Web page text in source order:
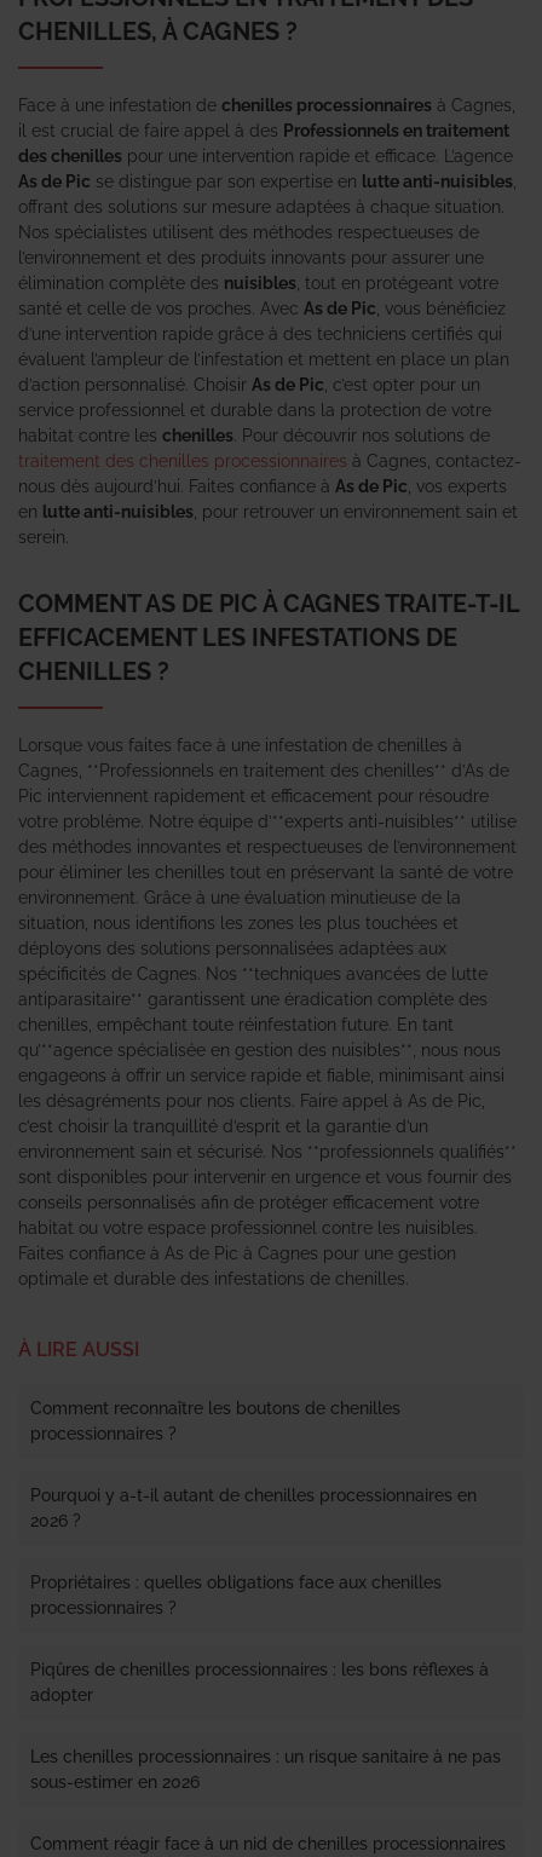
CHENILLES, À CAGNES ?
Face à une infestation de chenilles processionnaires à Cagnes,
il est crucial de faire appel à des Professionnels en traitement
des chenilles pour une intervention rapide et efficace. L’agence
As de Pic se distingue par son expertise en lutte anti-nuisibles
offrant des solutions sur mesure adaptées à chaque situation.
Nos spécialistes utilisent des méthodes respectueuses de
l’environnement et des produits innovants pour assurer une
élimination complète des nuisibles , tout en protégeant votre
santé et celle de vos proches. Avec As de Pic , vous bénéficiez
d’une intervention rapide grâce à des techniciens certifiés qui
évaluent l’ampleur de l’infestation et mettent en place un plan
d’action personnalisé. Choisir As de Pic , c’est opter pour un
service professionnel et durable dans la protection de votre
habitat contre les chenilles . Pour découvrir nos solutions de
traitement des chenilles processionnaires à Cagnes, contactez-
nous dès aujourd’hui. Faites confiance à As de Pic , vos experts
en lutte anti-nuisibles , pour retrouver un environnement sain et
serein.
COMMENT AS DE PIC À CAGNES TRAITE-T-IL
EFFICACEMENT LES INFESTATIONS DE
CHENILLES ?
Lorsque vous faites face à une infestation de chenilles à
Cagnes, **Professionnels en traitement des chenilles** d’As de
Pic interviennent rapidement et efficacement pour résoudre
votre problème. Notre équipe d’**experts anti-nuisibles** utilise
des méthodes innovantes et respectueuses de l’environnement
pour éliminer les chenilles tout en préservant la santé de votre
environnement. Grâce à une évaluation minutieuse de la
situation, nous identifions les zones les plus touchées et
déployons des solutions personnalisées adaptées aux
spécificités de Cagnes. Nos **techniques avancées de lutte
antiparasitaire** garantissent une éradication complète des
chenilles, empêchant toute réinfestation future. En tant
qu’**agence spécialisée en gestion des nuisibles**, nous nous
engageons à offrir un service rapide et fiable, minimisant ainsi
les désagréments pour nos clients. Faire appel à As de Pic,
c’est choisir la tranquillité d’esprit et la garantie d’un
environnement sain et sécurisé. Nos **professionnels qualifiés**
sont disponibles pour intervenir en urgence et vous fournir des
conseils personnalisés afin de protéger efficacement votre
habitat ou votre espace professionnel contre les nuisibles.
Faites confiance à As de Pic à Cagnes pour une gestion
optimale et durable des infestations de chenilles.
À LIRE AUSSI
Comment reconnaître les boutons de chenilles
processionnaires ?
Pourquoi y a-t-il autant de chenilles processionnaires en
2026 ?
Propriétaires : quelles obligations face aux chenilles
processionnaires ?
Piqûres de chenilles processionnaires : les bons réflexes à
adopter
Les chenilles processionnaires : un risque sanitaire à ne pas
sous-estimer en 2026
Comment réagir face à un nid de chenilles processionnaires